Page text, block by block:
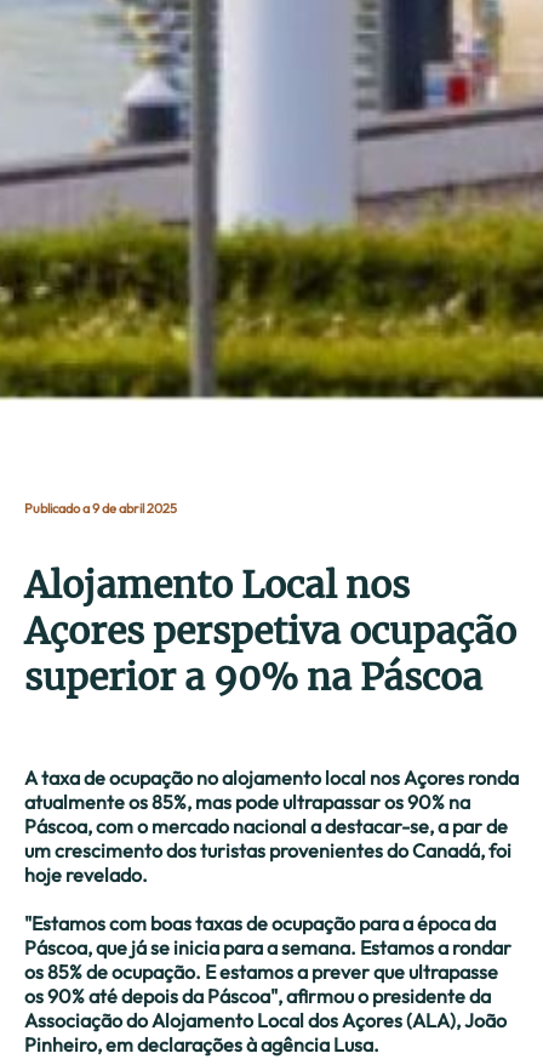
Publicado a 9 de abril 2025
Alojamento Local nos
Açores perspetiva ocupação
superior a 90% na Páscoa
A taxa de ocupação no alojamento local nos Açores ronda
atualmente os 85%, mas pode ultrapassar os 90% na
Páscoa, com o mercado nacional a destacar-se, a par de
um crescimento dos turistas provenientes do Canadá, foi
hoje revelado.
"Estamos com boas taxas de ocupação para a época da
Páscoa, que já se inicia para a semana. Estamos a rondar
os 85% de ocupação. E estamos a prever que ultrapasse
os 90% até depois da Páscoa", afirmou o presidente da
Associação do Alojamento Local dos Açores (ALA), João
Pinheiro, em declarações à agência Lusa.